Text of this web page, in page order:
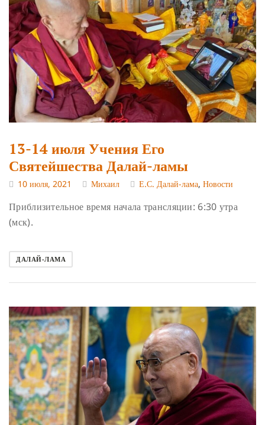
13-14 июля Учения Его
Святейшества Далай-ламы
10 июля, 2021 Михаил Е.С. Далай-лама, Новости
Приблизительное время начала трансляции: 6:30 утра
(мск).
ДАЛАЙ-ЛАМА